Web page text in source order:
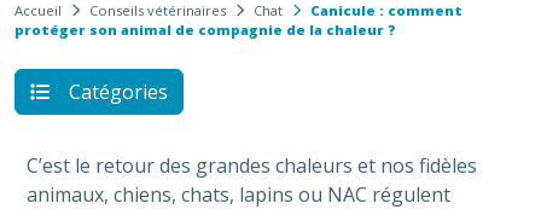
Accueil Conseils vétérinaires Chat
Canicule : comment
protéger son animal de compagnie de la chaleur ?
Catégories
C’est le retour des grandes chaleurs et nos fidèles
animaux, chiens, chats, lapins ou NAC régulent